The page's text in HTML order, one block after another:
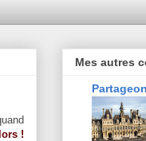
!
Mes autres